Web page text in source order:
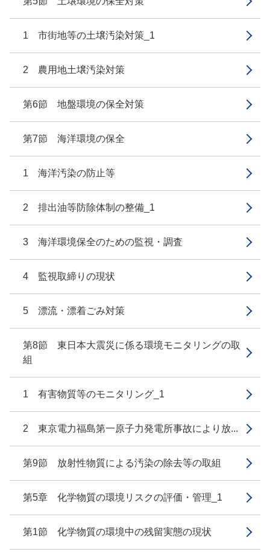
1 市街地等の土壌汚染対策_1
2 農用地土壌汚染対策
第6節 地盤環境の保全対策
第7節 海洋環境の保全
1 海洋汚染の防止等
2 排出油等防除体制の整備_1
3 海洋環境保全のための監視・調査
4 監視取締りの現状
5 漂流・漂着ごみ対策
第8節 東日本大震災に係る環境モニタリングの取
組
1 有害物質等のモニタリング_1
2 東京電力福島第一原子力発電所事故により放...
第9節 放射性物質による汚染の除去等の取組
第5章 化学物質の環境リスクの評価・管理_1
第1節 化学物質の環境中の残留実態の現状